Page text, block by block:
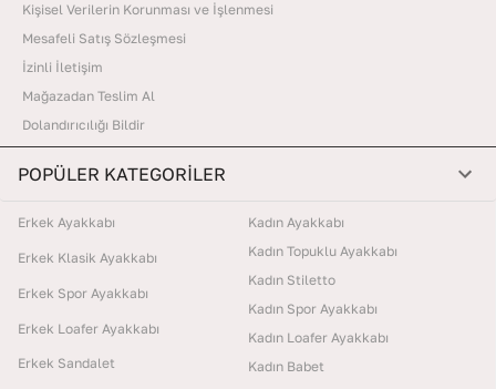
Kişisel Verilerin Korunması ve İşlenmesi
Mesafeli Satış Sözleşmesi
İzinli İletişim
Mağazadan Teslim Al
Dolandırıcılığı Bildir
POPÜLER KATEGORİLER
Erkek Ayakkabı
Erkek Klasik Ayakkabı
Erkek Spor Ayakkabı
Erkek Loafer Ayakkabı
Erkek Sandalet
Kadın Ayakkabı
Kadın Topuklu Ayakkabı
Kadın Stiletto
Kadın Spor Ayakkabı
Kadın Loafer Ayakkabı
Kadın Babet